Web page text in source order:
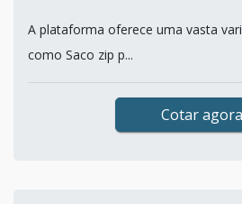
A plataforma oferece uma vasta
como Saco zip p...
Cotar agora